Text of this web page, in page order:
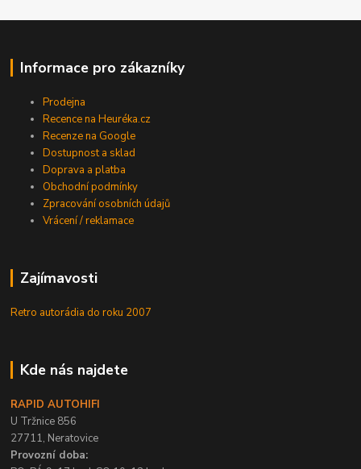
Informace pro zákazníky
Prodejna
Recence na Heuréka.cz
Recenze na Google
Dostupnost a sklad
Doprava a platba
Obchodní podmínky
Zpracování osobních údajů
Vrácení / reklamace
Zajímavosti
Retro autorádia do roku 2007
Kde nás najdete
RAPID AUTOHIFI
U Tržnice 856
27711, Neratovice
Provozní doba: